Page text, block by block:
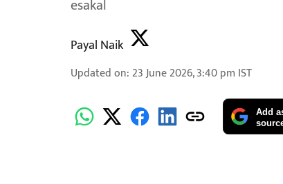
esakal
Payal Naik
Updated on: 23 June 2026, 3:40 pm IST
Add